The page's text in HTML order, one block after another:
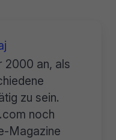
2000 an, als
zu sein.
noch
Magazine